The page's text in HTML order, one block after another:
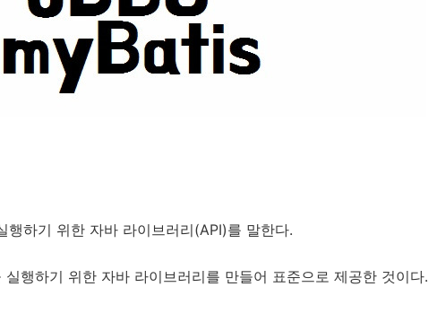
행하기 위한 자바 라이브러리(API)를 말한다.
행하기 위한 자바 라이브러리를 만들어 표준으로 제공한 것이다.